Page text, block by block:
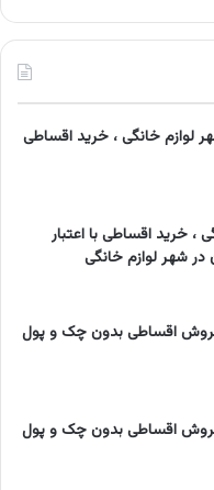
لوازم خانگی ، خرید اقساطی
، خرید اقساطی با اعتبار
در شهر لوازم خانگی
فروش اقساطی بدون چک و پول
فروش اقساطی بدون چک و پول